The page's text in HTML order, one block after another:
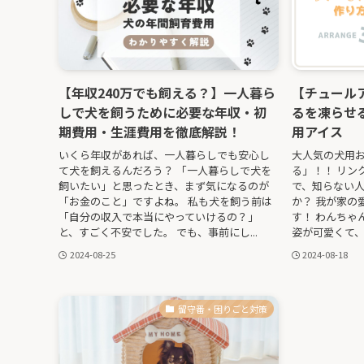
【年収240万でも飼える？】一人暮ら
しで犬を飼うために必要な年収・初
期費用・生涯費用を徹底解説！
いくら年収があれば、一人暮らしでも安心し
て犬を飼えるんだろう？ 「一人暮らしで犬を
飼いたい」と思ったとき、まず気になるのが
「お金のこと」ですよね。 私も犬を飼う前は
「自分の収入で本当にやっていけるの？」
と、すごく不安でした。 でも、事前にし...
2024-08-25
【チュー
るを凍らせ
用アイス
大人気の犬用
る」！！ リン
で、知らない
か？ 我が家の
す！ わんちゃ
姿が可愛くて
2024-08-18
留守番・困りごと対策